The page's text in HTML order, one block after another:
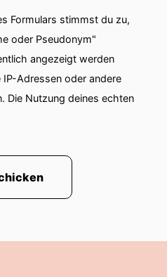
Formulars stimmst du zu,
oder Pseudonym"
angezeigt werden
Adressen oder andere
Die Nutzung deines echten